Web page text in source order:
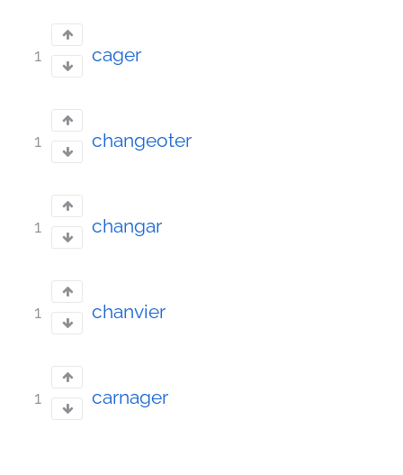
1 cager
1 changeoter
1 changar
1 chanvier
1 carnager